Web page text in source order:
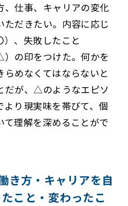
、仕事、キャリアの変化
ただきたい。内容に応じ
、失敗したこと
の印をつけた。何かを
めなくてはならないと
だが、△のようなエピソ
り現実味を帯びて、個
て理解を深めることがで
き方・キャリアを自
こと・変わったこ